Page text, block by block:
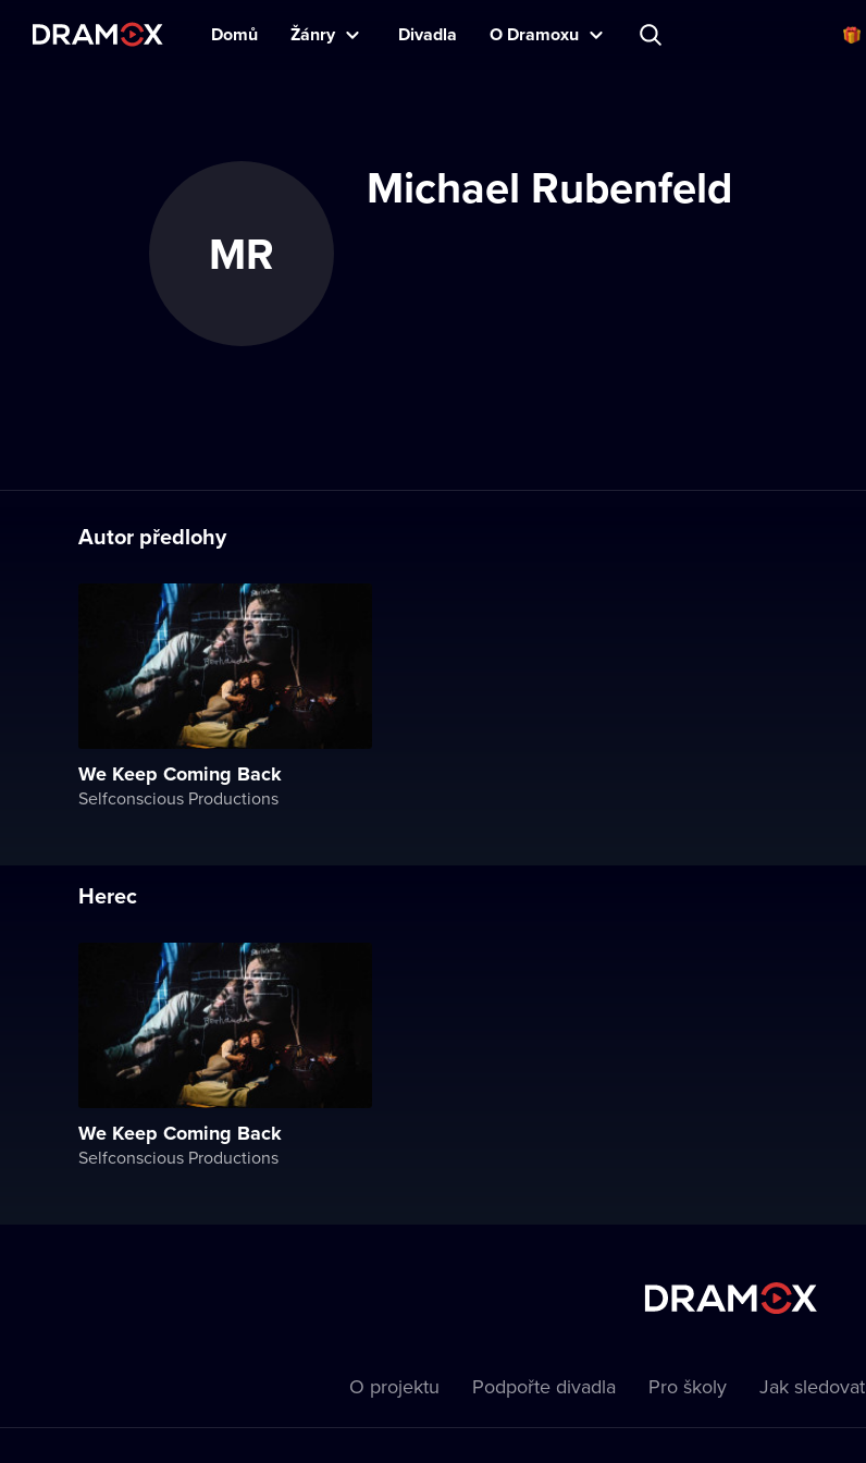
Domů Žánry Divadla O Dramoxu
MR
Michael Rubenfeld
Autor předlohy
We Keep Coming Back
Selfconscious Productions
Herec
We Keep Coming Back
Selfconscious Productions
O projektu Podpořte divadla Pro školy Jak sledovat